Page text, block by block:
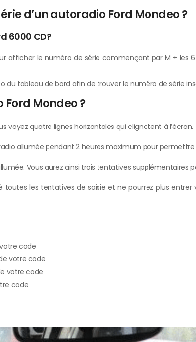
d’un autoradio Ford Mondeo ?
6000 CD?
le numéro de série commençant par M + les 6
du tableau de bord afin de trouver le numéro de série
Mondeo ?
voyez quatre lignes horizontales qui clignotent à l’écran.
radio allumée pendant 2 heures maximum pour
Vous aurez ainsi trois tentatives supplémentaires
toutes les tentatives de saisie et ne pourrez plus
code
votre code
votre code
code